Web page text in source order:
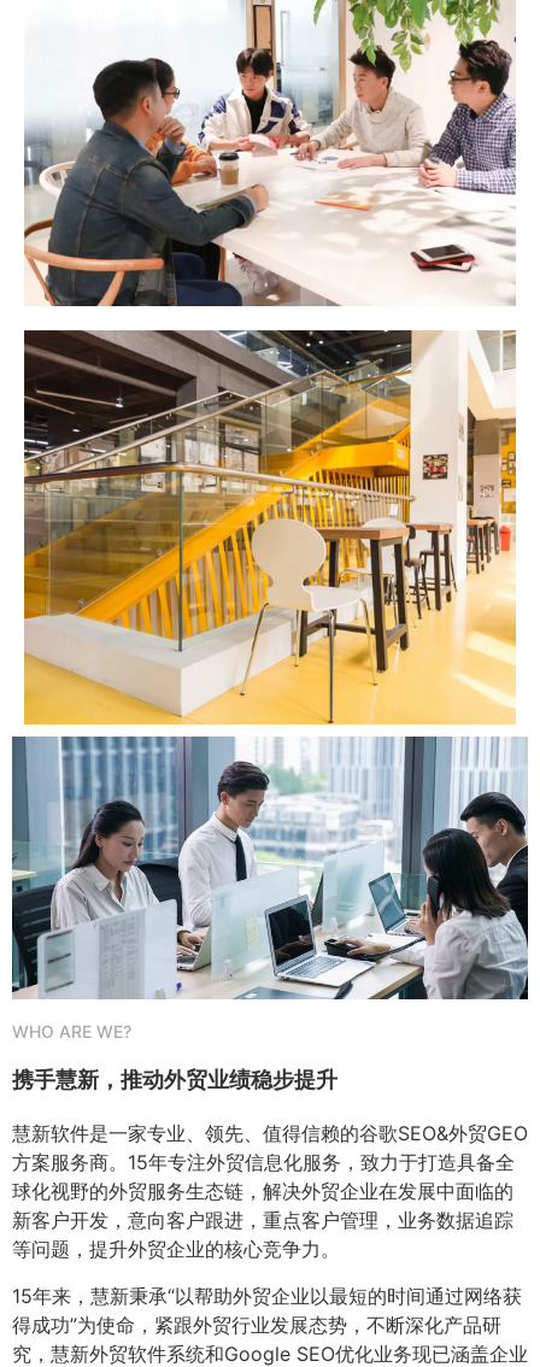
WHO ARE WE?
携手慧新，推动外贸业绩稳步提升
慧新软件是一家专业、领先、值得信赖的谷歌SEO&外贸GEO
方案服务商。15年专注外贸信息化服务，致力于打造具备全
球化视野的外贸服务生态链，解决外贸企业在发展中面临的
新客户开发，意向客户跟进，重点客户管理，业务数据追踪
等问题，提升外贸企业的核心竞争力。
15年来，慧新秉承“以帮助外贸企业以最短的时间通过网络获
得成功”为使命，紧跟外贸行业发展态势，不断深化产品研
究，慧新外贸软件系统和Google SEO优化业务现已涵盖企业